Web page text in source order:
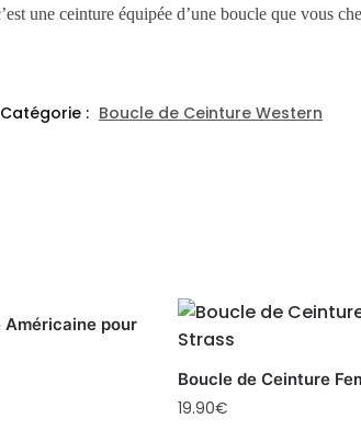
une ceinture équipée d’une boucle que vous
Catégorie : Boucle de Ceinture Western
Américaine pour
Boucle de Ceinture
19.90€